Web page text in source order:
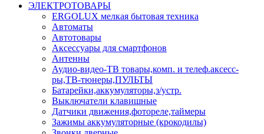
ЭЛЕКТРОТОВАРЫ
ERGOLUX мелкая бытовая техника
Автоматы
Автотовары
Аксессуары для смартфонов
Антенны
Аудио-видео-ТВ товары,комп. и телеф.аксесс-
ры,ТВ-тюнеры,ПУЛЬТЫ
Батарейки,аккумуляторы,з/устр.
Выключатели клавишные
Датчики движения,фотореле,таймеры
Зажимы аккумуляторные (крокодилы)